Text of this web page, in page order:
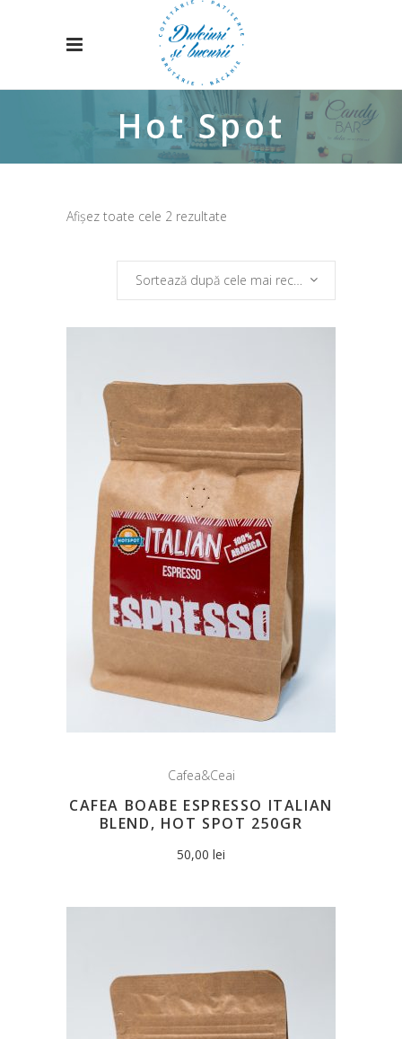
Hot Spot
Afișez toate cele 2 rezultate
cele
Cafea&Ceai
CAFEA BOABE ESPRESSO ITALIAN
BLEND, HOT SPOT 250GR
50,00 lei